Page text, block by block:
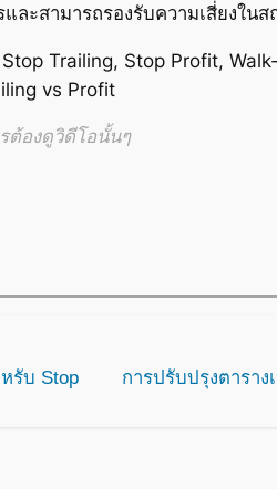
ละสามารถรองรับความเสี่ยงใน
Trailing, Stop Profit,
vs Profit
ต้องดูวิดีโอนั้นๆ
รับ Stop
การปรับปรุงตาราง